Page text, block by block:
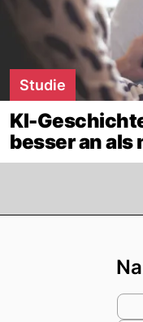
Studie
KI-
besser an